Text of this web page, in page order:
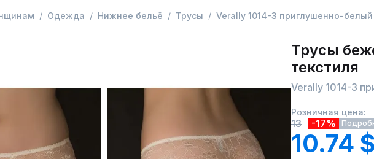
Одежда Нижнее бельё Трусы Verally 1014-3 приглушенно-белый
Трусы
текстиля
Verally 1014-3
Розничная цена:
13 -17%
10.74 $